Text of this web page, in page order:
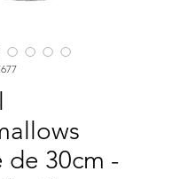
de 30cm -